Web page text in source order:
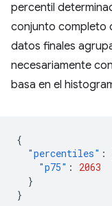
percentil
conjunto completo
datos finales
necesariamente
basa en el
{
"percentiles" :
"p75" :
2063
}
}